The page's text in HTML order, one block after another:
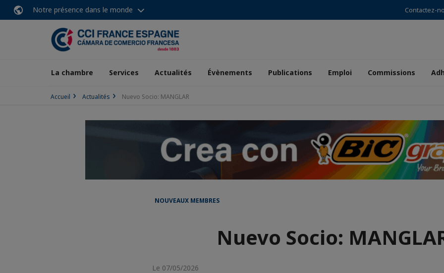
Notre présence dans le monde Contactez-
La chambre Services Actualités Évènements Publications Emploi Commissions
Accueil Actualités Nuevo Socio: MANGLAR
NOUVEAUX MEMBRES
Nuevo Socio:
Le 07/05/2026